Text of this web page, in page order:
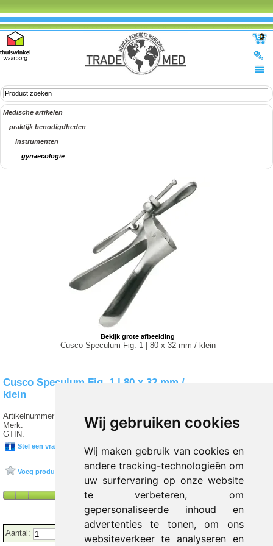
Wij gebruiken cookies
Wij maken gebruik van cookies en
andere tracking-technologieën om
uw surfervaring op onze website
te verbeteren, om
gepersonaliseerde inhoud en
advertenties te tonen, om ons
websiteverkeer te analyseren en
0
Medische artikelen
praktijk benodigdheden
instrumenten
gynaecologie
Bekijk grote afbeelding
Cusco Speculum Fig. 1 | 80 x 32 mm / klein
Cusco Speculum Fig. 1 | 80 x 32 mm /
klein
Artikelnummer:
Merk:
GTIN:
SERVOPRAX
04052919024154
Stel een vraag over dit product
Voeg product toe aan favorieten
Aantal: